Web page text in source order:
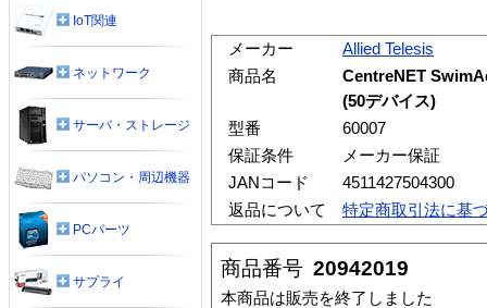
メーカー
Allied Telesis
商品名
CentreNET
(50デバイス)
型番
60007
保証条件
メーカー保証
JANコード
4511427504300
返品について
特定商取引法に基
商品番号 20942019
本商品は販売を終了しました
IoT関連
ネットワーク
サーバ・ストレージ
パソコン・周辺機器
PCパーツ
サプライ